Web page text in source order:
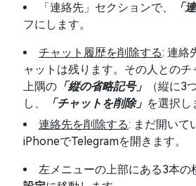
「連絡先」セクションで、 「
フにします。
チャット履歴を削除する: 連絡
ャットは残ります。その人との
上隅の 「縦の省略記号」
（縦に3
し、
「チャットを削除」 を選択し
連絡先を削除する: まだ開いて
iPhoneでTelegramを開きます。
左メニューの上部にある3本の